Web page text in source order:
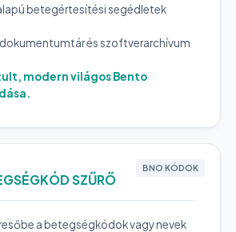
betegértesítési segédletek
dokumentumtár és szoftverarchívum
modern világos Bento
BNO KÓDOK
SZŰRŐ
a betegségkódok vagy nevek